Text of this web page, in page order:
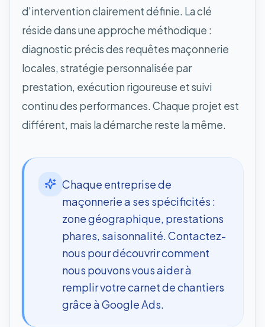
d'intervention clairement définie. La clé
réside dans une approche méthodique :
diagnostic précis des requêtes maçonnerie
locales, stratégie personnalisée par
prestation, exécution rigoureuse et suivi
continu des performances. Chaque projet est
différent, mais la démarche reste la même.
Chaque entreprise de
maçonnerie a ses spécificités :
zone géographique, prestations
phares, saisonnalité. Contactez-
nous pour découvrir comment
nous pouvons vous aider à
remplir votre carnet de chantiers
grâce à Google Ads.